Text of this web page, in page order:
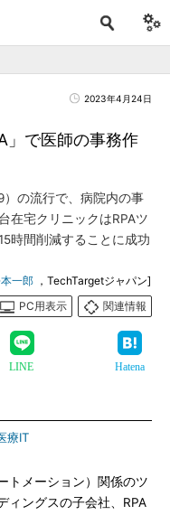
2023年4月24日
」で医師の事務作
の流行で、病院内の事
在宅クリニックはRPAツ
時間削減することに成功
一郎 ，TechTargetジャパン]
PC用表示
関連情報
LINE Hatena
療IT
トメーション）関係のツ
ィングスの子会社、RPA